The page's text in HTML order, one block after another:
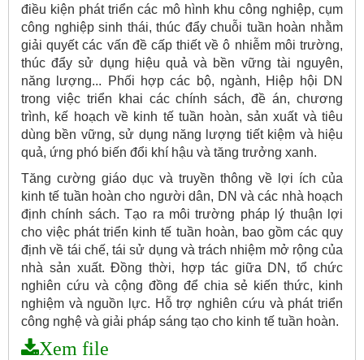
điều kiện phát triển các mô hình khu công nghiệp, cụm
công nghiệp sinh thái, thúc đẩy chuỗi tuần hoàn nhằm
giải quyết các vấn đề cấp thiết về ô nhiễm môi trường,
thúc đẩy sử dụng hiệu quả và bền vững tài nguyên,
năng lượng... Phối hợp các bộ, ngành, Hiệp hội DN
trong việc triển khai các chính sách, đề án, chương
trình, kế hoạch về kinh tế tuần hoàn, sản xuất và tiêu
dùng bền vững, sử dụng năng lượng tiết kiệm và hiệu
quả, ứng phó biến đổi khí hậu và tăng trưởng xanh.
Tăng cường giáo dục và truyền thông về lợi ích của
kinh tế tuần hoàn cho người dân, DN và các nhà hoạch
định chính sách. Tạo ra môi trường pháp lý thuận lợi
cho việc phát triển kinh tế tuần hoàn, bao gồm các quy
định về tái chế, tái sử dụng và trách nhiệm mở rộng của
nhà sản xuất. Đồng thời, hợp tác giữa DN, tổ chức
nghiên cứu và cộng đồng để chia sẻ kiến thức, kinh
nghiệm và nguồn lực. Hỗ trợ nghiên cứu và phát triển
công nghệ và giải pháp sáng tạo cho kinh tế tuần hoàn.
Xem file